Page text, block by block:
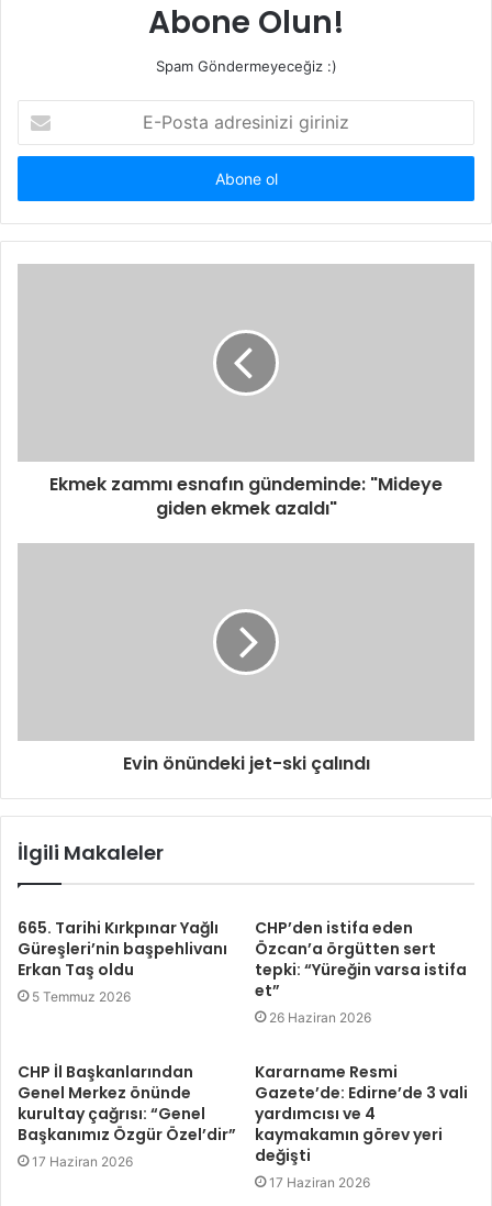
Abone Olun!
Spam Göndermeyeceğiz :)
Posta
adresinizi
Ekmek zammı esnafın gündeminde: "Mideye
giden ekmek azaldı"
Evin önündeki jet-ski çalındı
İlgili Makaleler
665. Tarihi Kırkpınar Yağlı
Güreşleri’nin başpehlivanı
Erkan Taş oldu
5 Temmuz 2026
CHP’den istifa eden
Özcan’a örgütten sert
tepki: “Yüreğin varsa istifa
et”
26 Haziran 2026
CHP İl Başkanlarından
Genel Merkez önünde
kurultay çağrısı: “Genel
Başkanımız Özgür Özel’dir”
17 Haziran 2026
Kararname Resmi
Gazete’de: Edirne’de 3 vali
yardımcısı ve 4
kaymakamın görev yeri
değişti
17 Haziran 2026